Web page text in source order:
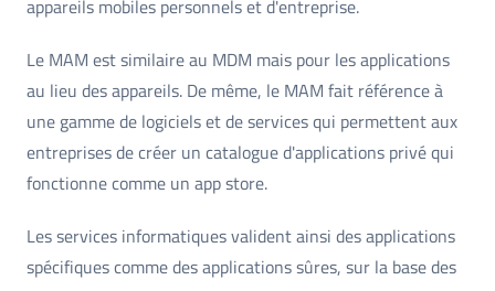
appareils mobiles personnels et d'entreprise.
Le MAM est similaire au MDM mais pour les applications
au lieu des appareils. De même, le MAM fait référence à
une gamme de logiciels et de services qui permettent aux
entreprises de créer un catalogue d'applications privé qui
fonctionne comme un app store.
Les services informatiques valident ainsi des applications
spécifiques comme des applications sûres, sur la base des